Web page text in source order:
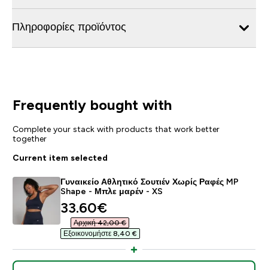
Πληροφορίες προϊόντος
Frequently bought with
Complete your stack with products that work better
together
Current item selected
Γυναικείο Αθλητικό Σουτιέν Χωρίς Ραφές MP
Shape - Μπλε μαρέν - XS
discounted price
33.60€‎
Αρχική 42,00 €‎
Εξοικονομήστε 8,40 €‎